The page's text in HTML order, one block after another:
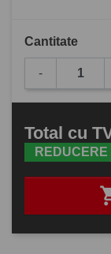
Cantitate
-
Total cu
REDUCERE